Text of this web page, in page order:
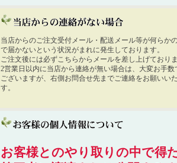
当店からのご注文受付メール・配送メール等が何らか
で届かないという状況がまれに発生しております。
ご注文後には必ずこちらからメールを差し上げており
2営業日以内に当店から連絡が無い場合は、大変お手数
ございますが、右側お問合せ先までご連絡をお願いい
す。
お客様とのやり取りの中で得